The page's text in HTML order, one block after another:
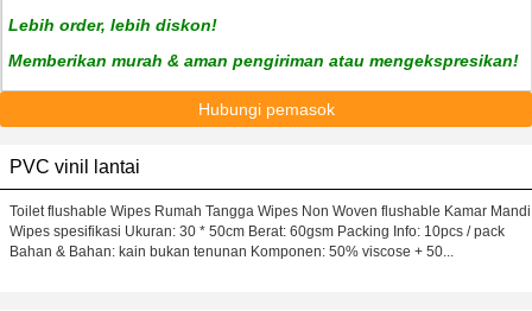
Lebih order, lebih diskon!
Memberikan murah & aman pengiriman atau mengekspresikan!
Hubungi pemasok
PVC vinil lantai
Toilet flushable Wipes Rumah Tangga Wipes Non Woven flushable Kamar Mandi
Wipes spesifikasi Ukuran: 30 * 50cm Berat: 60gsm Packing Info: 10pcs / pack
Bahan & Bahan: kain bukan tenunan Komponen: 50% viscose + 50...